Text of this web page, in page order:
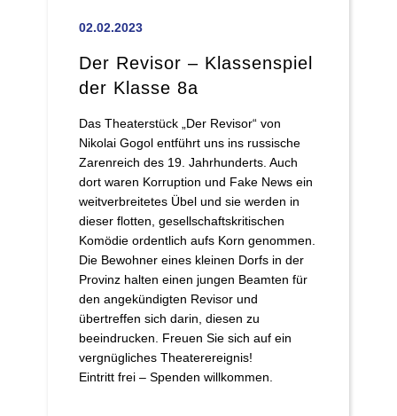
02.02.2023
Der Revisor – Klassenspiel
der Klasse 8a
Das Theaterstück „Der Revisor“ von
Nikolai Gogol entführt uns ins russische
Zarenreich des 19. Jahrhunderts. Auch
dort waren Korruption und Fake News ein
weitverbreitetes Übel und sie werden in
dieser flotten, gesellschaftskritischen
Komödie ordentlich aufs Korn genommen.
Die Bewohner eines kleinen Dorfs in der
Provinz halten einen jungen Beamten für
den angekündigten Revisor und
übertreffen sich darin, diesen zu
beeindrucken. Freuen Sie sich auf ein
vergnügliches Theaterereignis!
Eintritt frei – Spenden willkommen.